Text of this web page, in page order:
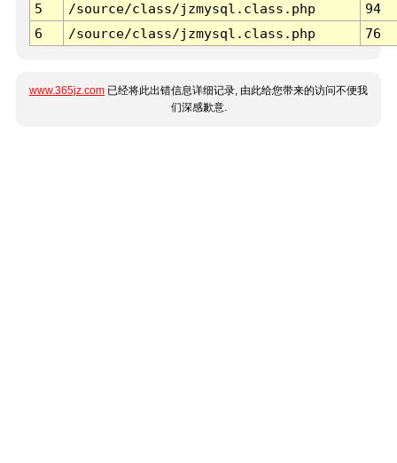
5
/source/class/jzmysql.class.php
94
6
/source/class/jzmysql.class.php 76
www.365jz.com 已经将此出错信息详细记录, 由此给您带来的访问不便我
们深感歉意.